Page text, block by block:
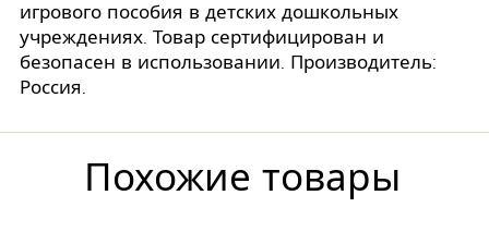
игрового пособия в детских дошкольных
учреждениях. Товар сертифицирован и
безопасен в использовании. Производитель:
Россия.
Похожие товары